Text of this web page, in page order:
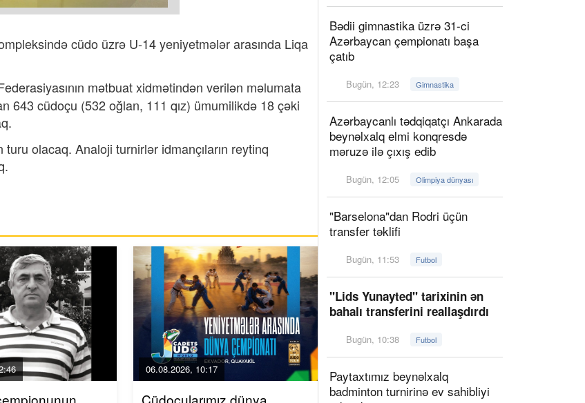
cüdo üzrə U-14 yeniyetmələr arasında Liqa
mətbuat xidmətindən verilən məlumata
643 cüdoçu (532 oğlan, 111 qız) ümumilikdə 18 çəki
olacaq. Analoji turnirlər idmançıların reytinq
06.08.2026, 10:17
Cüdoçularımız dünya
Bədii gimnastika üzrə 31-ci
Azərbaycan çempionatı başa
çatıb
Bugün, 12:23 Gimnastika
Azərbaycanlı tədqiqatçı Ankarada
beynəlxalq elmi konqresdə
məruzə ilə çıxış edib
Bugün, 12:05 Olimpiya dünyası
"Barselona"dan Rodri üçün
transfer təklifi
Bugün, 11:53 Futbol
"Lids Yunayted" tarixinin ən
bahalı transferini reallaşdırdı
Bugün, 10:38 Futbol
Paytaxtımız beynəlxalq
badminton turnirinə ev sahibliyi